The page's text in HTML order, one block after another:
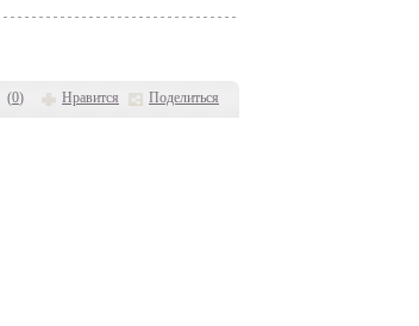
(0) Нравится Поделиться